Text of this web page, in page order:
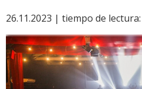
26.11.2023 | tiempo de lectura: